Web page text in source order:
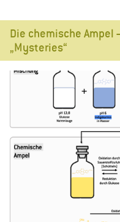
Die chemische Ampel
„Mysteries“